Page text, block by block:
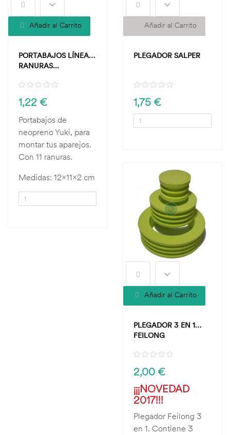
Añadir al Carrito
PORTABAJOS LÍNEA 11
RANURAS...
1,22 €
Portabajos de
neopreno Yuki, para
montar tus aparejos.
Con 11 ranuras.
Medidas: 12x11x2 cm
Añadir al Carrito
PLEGADOR SALPER
1,75 €
Añadir al Carrito
PLEGADOR 3 EN 1
FEILONG
2,00 €
¡¡¡NOVEDAD
2017!!!
Plegador Feilong 3
en 1. Contiene 3